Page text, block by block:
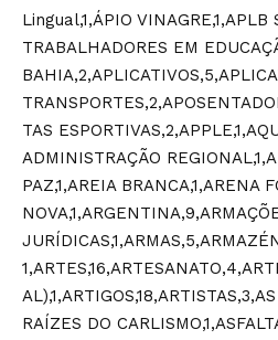
Lingual,1,ÁPIO VINAGRE,1,APLB
TRABALHADORES EM
TAS
ADMINISTRAÇÃO
PAZ,1,AREIA BRANCA,1,ARENA
RAÍZES DO